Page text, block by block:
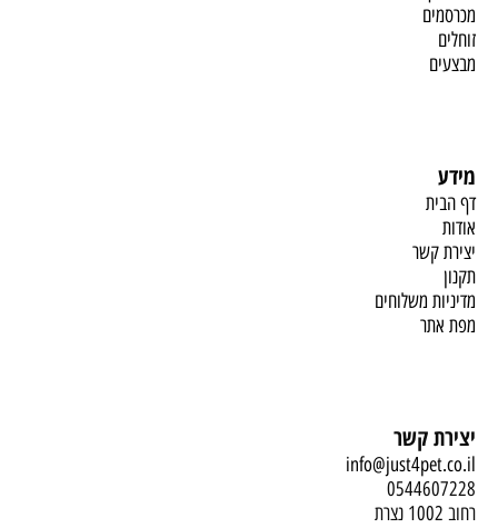
מכרסמים
זוחלים
מבצעים
מידע
דף הבית
אודות
יצירת קשר
תקנון
מדיניות משלוחים
מפת אתר
יצירת קשר
info@just4pet.co.il
0544607228
רחוב 1002 נצרת